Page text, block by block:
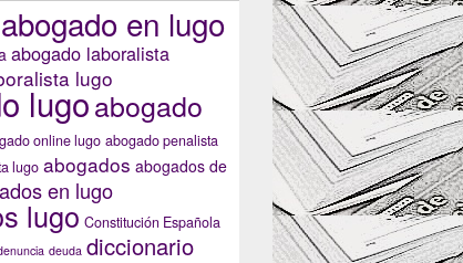
abogado en lugo
abogado laboralista
lugo
lugoabogado
online lugo abogado penalista
lugo abogados abogados de
en lugo
lugo Constitución Española
deuda diccionario